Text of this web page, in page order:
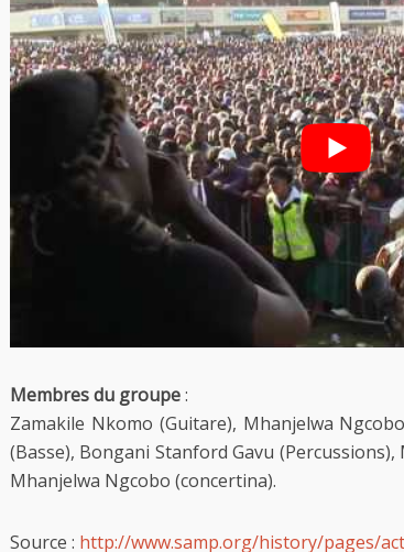
Membres du groupe:
Zamakile Nkomo (Guitare), Mhanjelwa
(Basse), Bongani Stanford Gavu
Mhanjelwa Ngcobo (concertina).
Source : http://www.samp.org/history/pages/